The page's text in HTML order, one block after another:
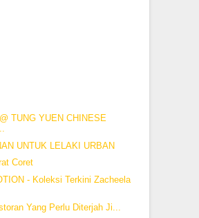
TUNG YUEN CHINESE
UNTUK LELAKI URBAN
Coret
- Koleksi Terkini Zacheela
Yang Perlu Diterjah Ji...